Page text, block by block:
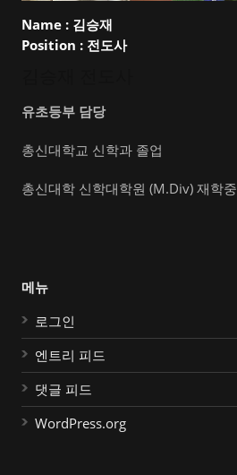
Name : 김승재
Position : 전도사
유초등부 담당
총신대학교 신학과 졸업
총신대학 신학대학원 (M.Div) 재학중
메뉴
로그인
엔트리 피드
댓글 피드
WordPress.org